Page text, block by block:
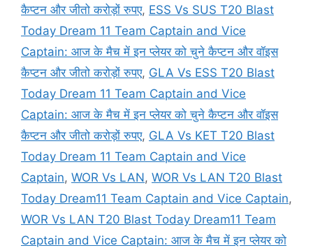
कैप्टन और जीतो करोड़ों रुपए, ESS Vs SUS T20 Blast
Today Dream 11 Team Captain and Vice
Captain: आज के मैच में इन प्लेयर को चुने कैप्टन और वॉइस
कैप्टन और जीतो करोड़ों रुपए, GLA Vs ESS T20 Blast
Today Dream 11 Team Captain and Vice
Captain: आज के मैच में इन प्लेयर को चुने कैप्टन और वॉइस
कैप्टन और जीतो करोड़ों रुपए, GLA Vs KET T20 Blast
Today Dream 11 Team Captain and Vice
Captain, WOR Vs LAN, WOR Vs LAN T20 Blast
Today Dream11 Team Captain and Vice Captain,
WOR Vs LAN T20 Blast Today Dream11 Team
Captain and Vice Captain: आज के मैच में इन प्लेयर को